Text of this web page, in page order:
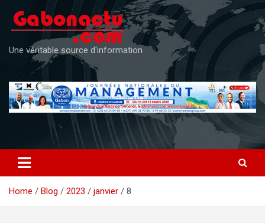
content
Une véritable source d'information
Home Blog 2023 janvier 8